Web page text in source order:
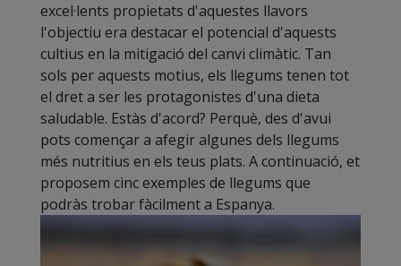
excel·lents propietats d'aquestes llavors
l'objectiu era destacar el potencial d'aquests
cultius en la mitigació del canvi climàtic. Tan
sols per aquests motius, els llegums tenen tot
el dret a ser les protagonistes d'una dieta
saludable. Estàs d'acord? Perquè, des d'avui
pots començar a afegir algunes dels llegums
més nutritius en els teus plats. A continuació, et
proposem cinc exemples de llegums que
podràs trobar fàcilment a Espanya.